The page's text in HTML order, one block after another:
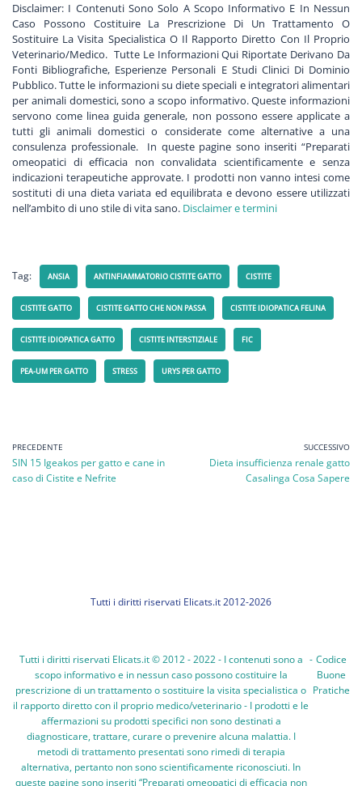
Disclaimer: I Contenuti Sono Solo A Scopo Informativo E In Nessun
Caso Possono Costituire La Prescrizione Di Un Trattamento O
Sostituire La Visita Specialistica O Il Rapporto Diretto Con Il Proprio
Veterinario/Medico. Tutte Le Informazioni Qui Riportate Derivano Da
Fonti Bibliografiche, Esperienze Personali E Studi Clinici Di Dominio
Pubblico. Tutte le informazioni su diete speciali e integratori alimentari
per animali domestici, sono a scopo informativo. Queste informazioni
servono come linea guida generale, non possono essere applicate a
tutti gli animali domestici o considerate come alternative a una
consulenza professionale. In queste pagine sono inseriti “Preparati
omeopatici di efficacia non convalidata scientificamente e senza
indicazioni terapeutiche approvate. I prodotti non vanno intesi come
sostituti di una dieta variata ed equilibrata e devono essere utilizzati
nell’ambito di uno stile di vita sano. Disclaimer e termini
Tag: ANSIA ANTINFIAMMATORIO CISTITE GATTO CISTITE
CISTITE GATTO CISTITE GATTO CHE NON PASSA CISTITE IDIOPATICA FELINA
CISTITE IDIOPATICA GATTO CISTITE INTERSTIZIALE FIC
PEA-UM PER GATTO STRESS URYS PER GATTO
PRECEDENTE
SIN 15 Igeakos per gatto e cane in
caso di Cistite e Nefrite
SUCCESSIVO
Dieta insufficienza renale gatto
Casalinga Cosa Sapere
Tutti i diritti riservati Elicats.it 2012-2026
Tutti i diritti riservati Elicats.it © 2012 - 2022 - I contenuti sono a
scopo informativo e in nessun caso possono costituire la
prescrizione di un trattamento o sostituire la visita specialistica o
il rapporto diretto con il proprio medico/veterinario - I prodotti e le
affermazioni su prodotti specifici non sono destinati a
diagnosticare, trattare, curare o prevenire alcuna malattia. I
metodi di trattamento presentati sono rimedi di terapia
alternativa, pertanto non sono scientificamente riconosciuti. In
queste pagine sono inseriti “Preparati omeopatici di efficacia non
- Codice
Buone
Pratiche